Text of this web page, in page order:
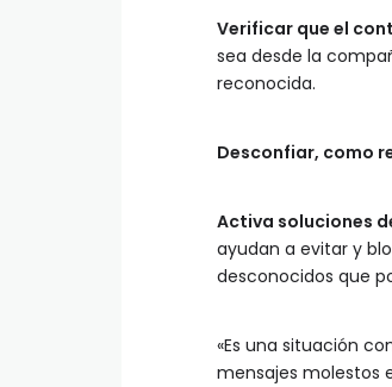
Verificar que el
sea desde la
reconocida.
Desconfiar, como
Activa soluciones
ayudan a evitar y
desconocidos que
«Es una situación
mensajes molestos